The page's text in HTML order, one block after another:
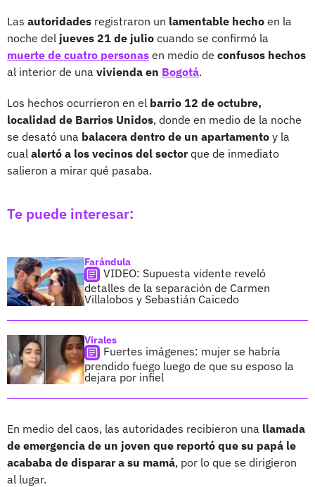
Las autoridades registraron un lamentable hecho en la
noche del jueves 21 de julio cuando se confirmó la
muerte de cuatro personas en medio de confusos hechos
al interior de una vivienda en Bogotá.
Los hechos ocurrieron en el barrio 12 de octubre,
localidad de Barrios Unidos, donde en medio de la noche
se desató una balacera dentro de un apartamento y la
cual alertó a los vecinos del sectorque de inmediato
salieron a mirar qué pasaba.
Te puede interesar:
Farándula
VIDEO: Supuesta vidente reveló
detalles de la separación de Carmen
Villalobos y Sebastián Caicedo
Virales
Fuertes imágenes: mujer se habría
prendido fuego luego de que su esposo la
dejara por infiel
En medio del caos, las autoridades recibieron una llamada
de emergencia de un joven que reportó que su papá le
acababa de disparar a su mamá, por lo que se dirigieron
al lugar.